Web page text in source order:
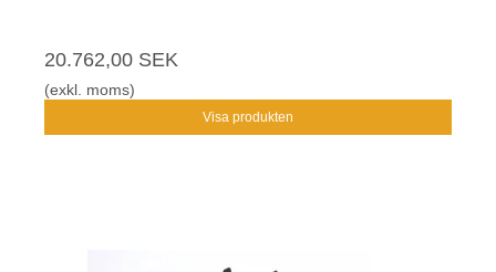
20.762,00 SEK
(exkl. moms)
Visa produkten